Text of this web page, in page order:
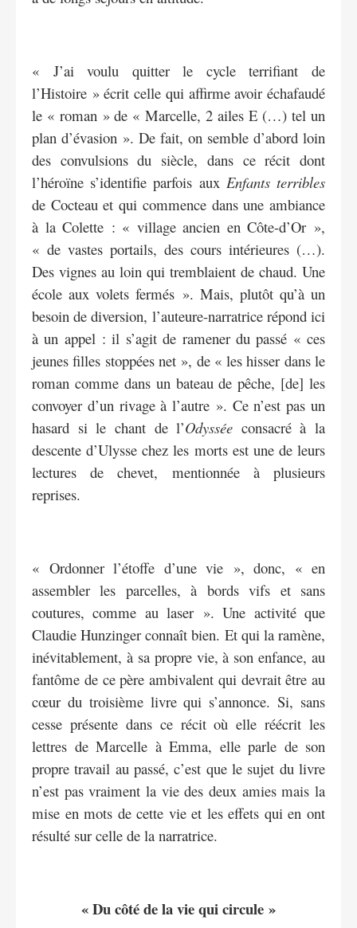
« J’ai voulu quitter le cycle terrifiant de
l’Histoire » écrit celle qui affirme avoir échafaudé
le « roman » de « Marcelle, 2 ailes E (…) tel un
plan d’évasion ». De fait, on semble d’abord loin
des convulsions du siècle, dans ce récit dont
l’héroïne s’identifie parfois aux Enfants terribles
de Cocteau et qui commence dans une ambiance
à la Colette : « village ancien en Côte-d’Or »,
« de vastes portails, des cours intérieures (…).
Des vignes au loin qui tremblaient de chaud. Une
école aux volets fermés ». Mais, plutôt qu’à un
besoin de diversion, l’auteure-narratrice répond ici
à un appel : il s’agit de ramener du passé « ces
jeunes filles stoppées net », de « les hisser dans le
roman comme dans un bateau de pêche, [de] les
convoyer d’un rivage à l’autre ». Ce n’est pas un
hasard si le chant de l’Odyssée consacré à la
descente d’Ulysse chez les morts est une de leurs
lectures de chevet, mentionnée à plusieurs
reprises.
« Ordonner l’étoffe d’une vie », donc, « en
assembler les parcelles, à bords vifs et sans
coutures, comme au laser ». Une activité que
Claudie Hunzinger connaît bien. Et qui la ramène,
inévitablement, à sa propre vie, à son enfance, au
fantôme de ce père ambivalent qui devrait être au
cœur du troisième livre qui s’annonce. Si, sans
cesse présente dans ce récit où elle réécrit les
lettres de Marcelle à Emma, elle parle de son
propre travail au passé, c’est que le sujet du livre
n’est pas vraiment la vie des deux amies mais la
mise en mots de cette vie et les effets qui en ont
résulté sur celle de la narratrice.
« Du côté de la vie qui circule »